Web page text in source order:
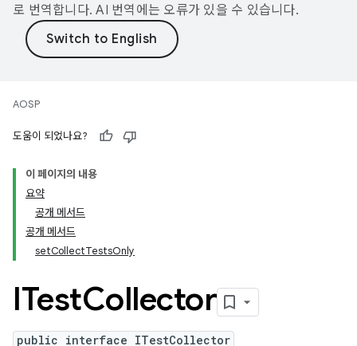
로 번역합니다. AI 번역에는 오류가 있을 수 있습니다.
AOSP
도움이 되었나요?
이 페이지의 내용
요약
공개 메서드
공개 메서드
setCollectTestsOnly
ITestCollector
public interface ITestCollector